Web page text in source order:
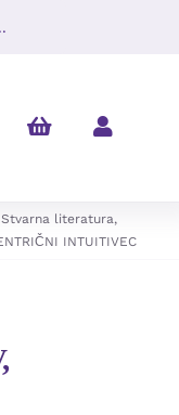
Stvarna literatura
INTUITIVEC